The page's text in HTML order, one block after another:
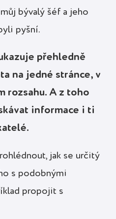
bývalý šéf a jeho
pyšní.
přehledně
na jedné stránce, v
rozsahu. A z toho
informace i ti
jak se určitý
s podobnými
propojit s